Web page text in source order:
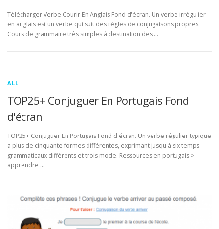
Télécharger Verbe Courir En Anglais Fond d'écran. Un verbe irrégulier
en anglais est un verbe qui suit des règles de conjugaisons propres.
Cours de grammaire très simples à destination des …
ALL
TOP25+ Conjuguer En Portugais Fond
d'écran
TOP25+ Conjuguer En Portugais Fond d'écran. Un verbe régulier typique
a plus de cinquante formes différentes, exprimant jusqu'à six temps
grammaticaux différents et trois mode. Ressources en portugais >
apprendre …